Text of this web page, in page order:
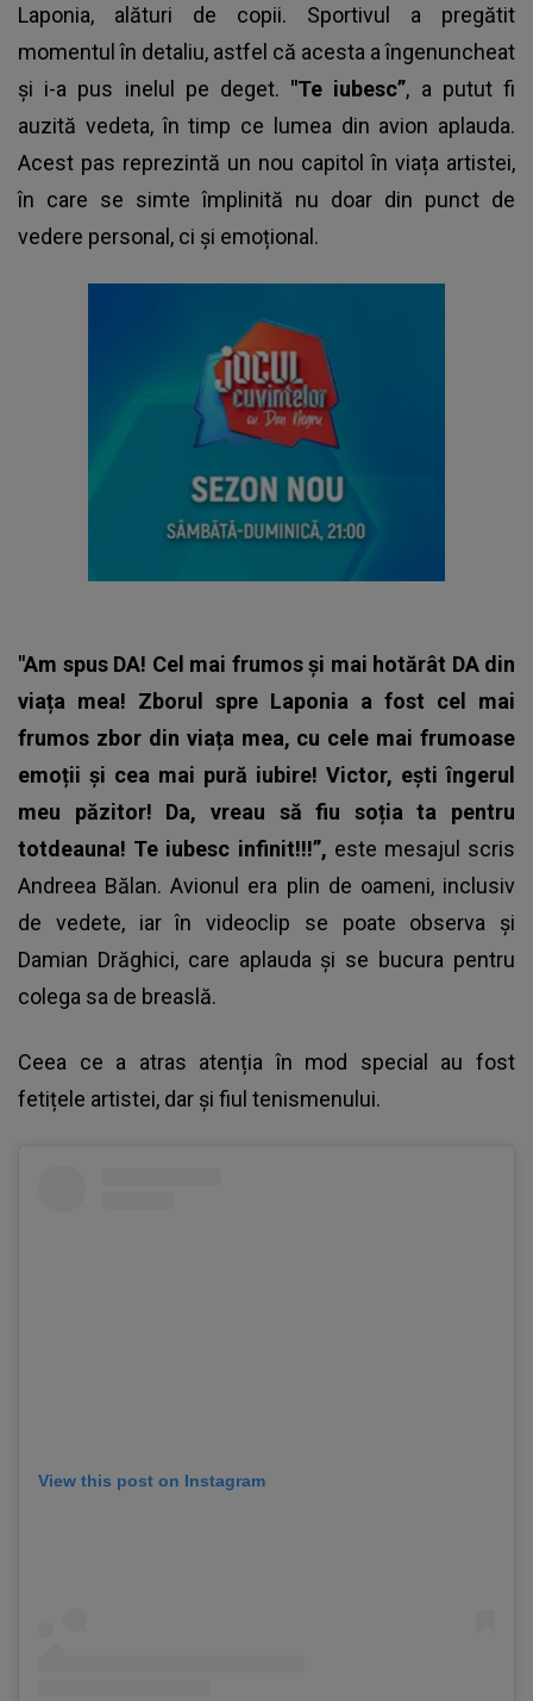
Laponia, alături de copii. Sportivul a pregătit
momentul în detaliu, astfel că acesta a îngenuncheat
și i-a pus inelul pe deget. "Te iubesc”, a putut fi
auzită vedeta, în timp ce lumea din avion aplauda.
Acest pas reprezintă un nou capitol în viața artistei,
în care se simte împlinită nu doar din punct de
vedere personal, ci și emoțional.
"Am spus DA! Cel mai frumos și mai hotărât DA din
viața mea! Zborul spre Laponia a fost cel mai
frumos zbor din viața mea, cu cele mai frumoase
emoții și cea mai pură iubire! Victor, ești îngerul
meu păzitor! Da, vreau să fiu soția ta pentru
totdeauna! Te iubesc infinit!!!”, este mesajul scris
Andreea Bălan. Avionul era plin de oameni, inclusiv
de vedete, iar în videoclip se poate observa și
Damian Drăghici, care aplauda și se bucura pentru
colega sa de breaslă.
Ceea ce a atras atenția în mod special au fost
fetițele artistei, dar și fiul tenismenului.
View this post on Instagram